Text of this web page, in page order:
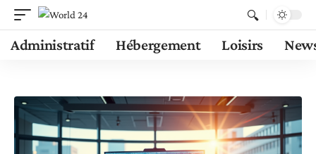
Administratif Hébergement Loisirs